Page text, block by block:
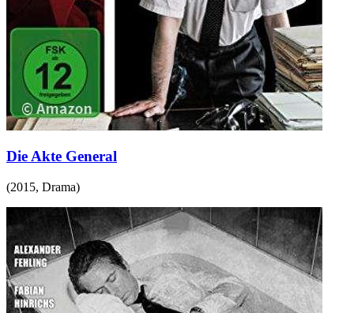
Die Akte General
(2015, Drama)